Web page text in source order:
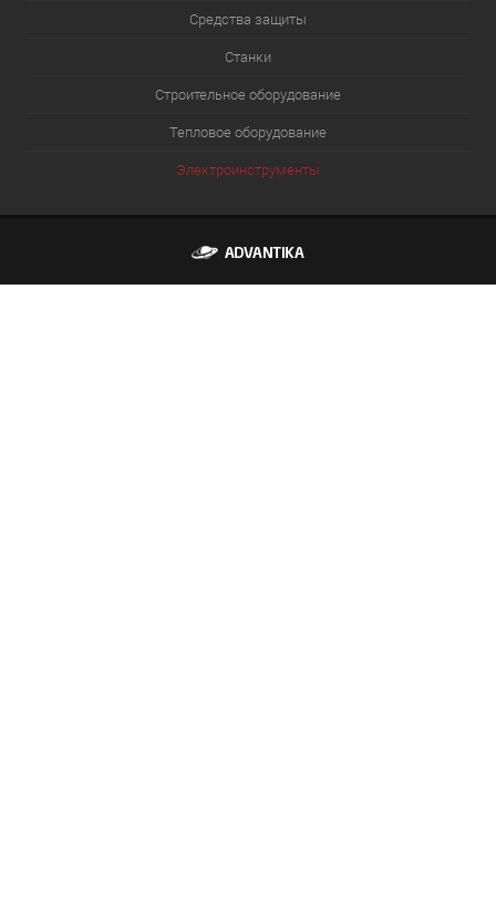
Средства защиты
Станки
Строительное оборудование
Тепловое оборудование
Электроинструменты